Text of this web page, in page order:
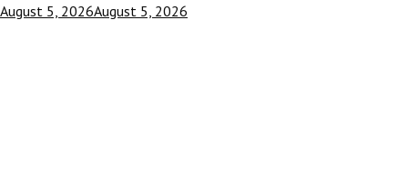
August 5, 2026August 5, 2026